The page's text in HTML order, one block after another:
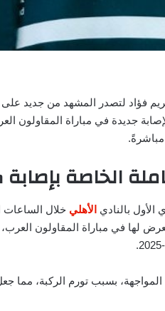
فؤاد لتصدر المشهد من جديد على
جديدة في مباراة المقاولون
الخاصة
بالنادي الأهلي خلال الساعات
بسبب تورم الركبة، مما